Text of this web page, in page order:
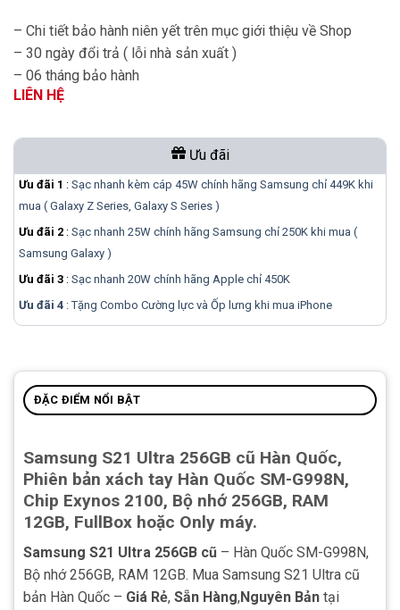
– Chi tiết bảo hành niên yết trên mục giới thiệu về Shop
– 30 ngày đổi trả ( lỗi nhà sản xuất )
– 06 tháng bảo hành
LIÊN HỆ
Ưu đãi
Ưu đãi 1 : Sạc nhanh kèm cáp 45W chính hãng Samsung chỉ 449K khi
mua ( Galaxy Z Series, Galaxy S Series )
Ưu đãi 2 : Sạc nhanh 25W chính hãng Samsung chỉ 250K khi mua (
Samsung Galaxy )
Ưu đãi 3 : Sạc nhanh 20W chính hãng Apple chỉ 450K
Ưu đãi 4 : Tặng Combo Cường lực và Ốp lưng khi mua iPhone
ĐẶC ĐIỂM NỔI BẬT
Samsung S21 Ultra 256GB cũ Hàn Quốc,
Phiên bản xách tay Hàn Quốc SM-G998N,
Chip Exynos 2100, Bộ nhớ 256GB, RAM
12GB, FullBox hoặc Only máy.
Samsung S21 Ultra 256GB cũ – Hàn Quốc SM-G998N,
Bộ nhớ 256GB, RAM 12GB. Mua Samsung S21 Ultra cũ
bản Hàn Quốc – Giá Rẻ, Sẵn Hàng,Nguyên Bản tại